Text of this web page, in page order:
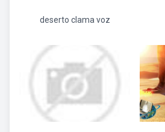
deserto clama voz